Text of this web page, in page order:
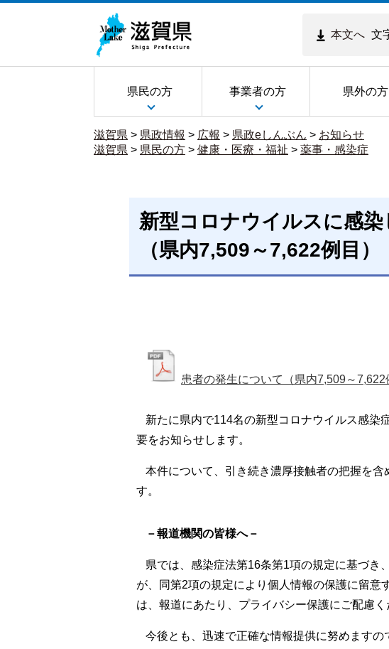
本文へ 文
県民の方 事業者の方 県外の方
滋賀県 > 県政情報 > 広報 > 県政eしんぶん > お知らせ
滋賀県 > 県民の方 > 健康・医療・福祉 > 薬事・感染症
新型コロナウイルスに感
（県内7,509～7,622例目）
患者の発生について（県内7,509～7,622
新たに県内で114名の新型コロナウイルス感染
要をお知らせします。
本件について、引き続き濃厚接触者の把握を
す。
－報道機関の皆様へ－
県では、感染症法第16条第1項の規定に基づき
が、同第2項の規定により個人情報の保護に留意
は、報道にあたり、プライバシー保護にご配慮く
今後とも、迅速で正確な情報提供に努めます